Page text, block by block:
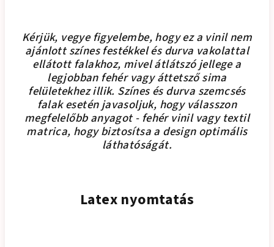
Kérjük, vegye figyelembe, hogy ez a vinil nem
ajánlott színes festékkel és durva vakolattal
ellátott falakhoz, mivel átlátszó jellege a
legjobban fehér vagy áttetsző sima
felületekhez illik. Színes és durva szemcsés
falak esetén javasoljuk, hogy válasszon
megfelelőbb anyagot - fehér vinil vagy textil
matrica, hogy biztosítsa a design optimális
láthatóságát.
Latex nyomtatás